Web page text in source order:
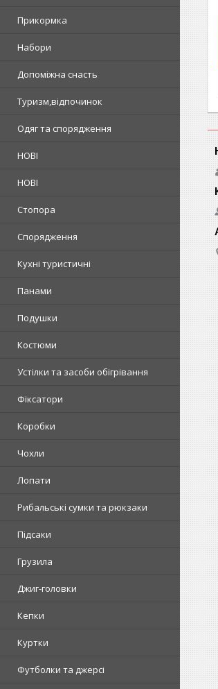
Прикормка
Набори
Допоміжна снасть
Туризм,відпочинок
Одяг та спорядження
НОВІ
НОВІ
Стопора
Спорядження
Кухні туристичні
Панами
Подушки
Костюми
Устілки та засоби обігрівання
Фіксатори
Коробки
Чохли
Лопати
Рибальські сумки та рюкзаки
Підсаки
Грузила
Джиг-головки
Кепки
Куртки
Футболки та джерсі